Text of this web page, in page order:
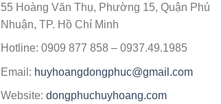
55 Hoàng Văn Thụ, Phường 15, Quận Phú
Nhuận, TP. Hồ Chí Minh
Hotline: 0909 877 858 – 0937.49.1985
Email: huyhoangdongphuc@gmail.com
Website: dongphuchuyhoang.com